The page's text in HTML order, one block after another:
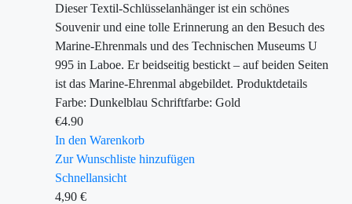
Dieser Textil-Schlüsselanhänger ist ein schönes
Souvenir und eine tolle Erinnerung an den Besuch des
Marine-Ehrenmals und des Technischen Museums U
995 in Laboe. Er beidseitig bestickt – auf beiden Seiten
ist das Marine-Ehrenmal abgebildet. Produktdetails
Farbe: Dunkelblau Schriftfarbe: Gold
€4.90
In den Warenkorb
Zur Wunschliste hinzufügen
Schnellansicht
4,90 €